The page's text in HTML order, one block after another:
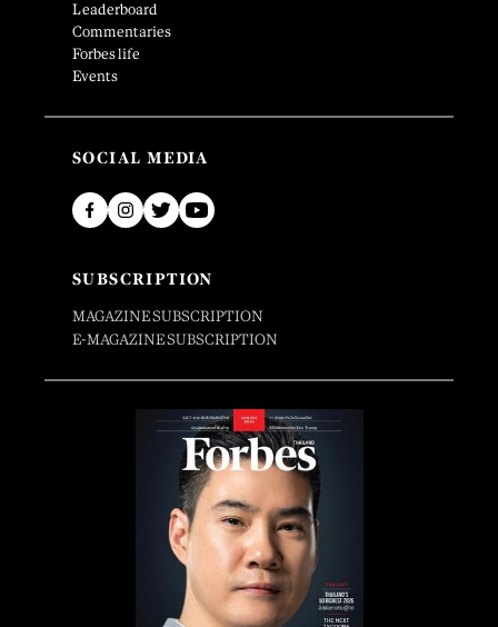
Leaderboard
Commentaries
Forbes life
Events
SOCIAL MEDIA
SUBSCRIPTION
MAGAZINE SUBSCRIPTION
E-MAGAZINE SUBSCRIPTION